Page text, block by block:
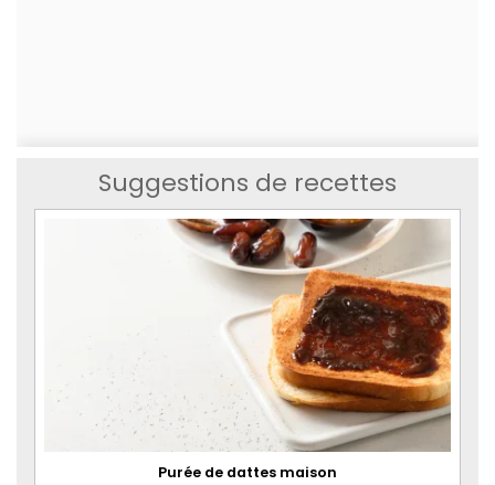
Suggestions de recettes
Purée de dattes maison